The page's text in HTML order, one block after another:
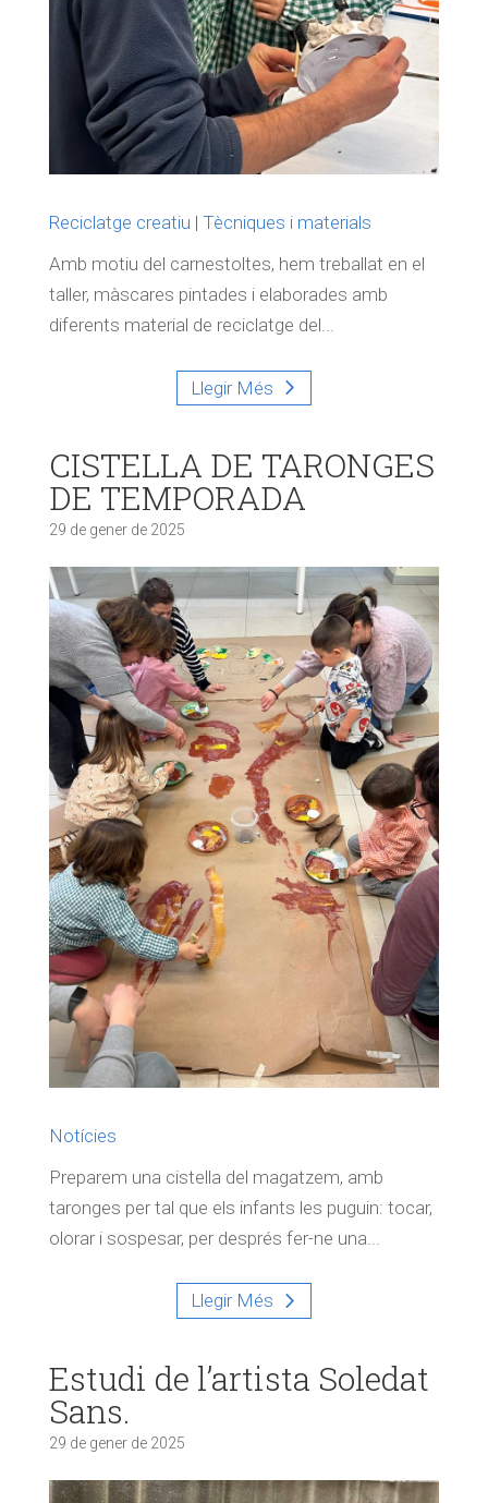
Reciclatge creatiu | Tècniques i materials
Amb motiu del carnestoltes, hem treballat en el
taller, màscares pintades i elaborades amb
diferents material de reciclatge del...
Llegir Més
CISTELLA DE TARONGES
DE TEMPORADA
29 de gener de 2025
Notícies
Preparem una cistella del magatzem, amb
taronges per tal que els infants les puguin: tocar,
olorar i sospesar, per després fer-ne una...
Llegir Més
Estudi de l’artista Soledat
Sans.
29 de gener de 2025